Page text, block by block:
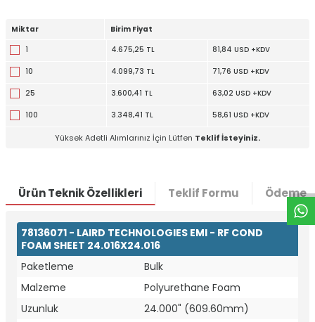
Miktar
Birim Fiyat
1
4.675,25 TL 81,84 USD +KDV
10 4.099,73 TL 71,76 USD +KDV
25 3.600,41 TL 63,02 USD +KDV
100 3.348,41 TL 58,61 USD +KDV
Yüksek Adetli Alımlarınız İçin Lütfen Teklif İsteyiniz.
Ürün Teknik Özellikleri Teklif Formu Ödeme
78136071 - LAIRD TECHNOLOGIES EMI - RF COND
FOAM SHEET 24.016X24.016
Paketleme
Bulk
Malzeme
Polyurethane Foam
Uzunluk
24.000" (609.60mm)